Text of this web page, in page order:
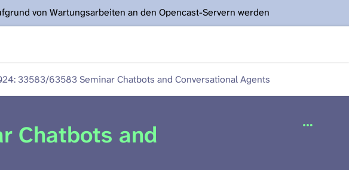
von Wartungsarbeiten an den Opencast-Servern werden
33583/63583 Seminar Chatbots and Conversational Agents
Chatbots and